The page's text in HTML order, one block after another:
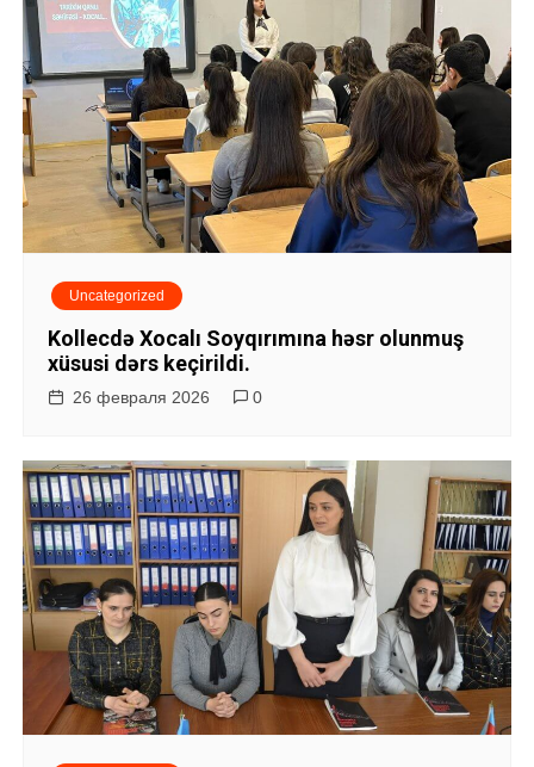
Uncategorized
Kollecdə Xocalı Soyqırımına həsr olunmuş
xüsusi dərs keçirildi.
26 февраля 2026 0